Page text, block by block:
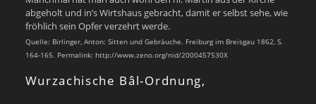
abgeholt und in’s Wirtshaus gebracht, damit er selbst sehe, wie
fröhlich sein Opfer verzehrt werde.
Quelle: Birlinger, Anton: Sitten und Gebräuche. Freiburg im Breisgau 1862, S.
164-165. Permalink: http://www.zeno.org/nid/2000457530X
Wurzachische Bâl-Ordnung,